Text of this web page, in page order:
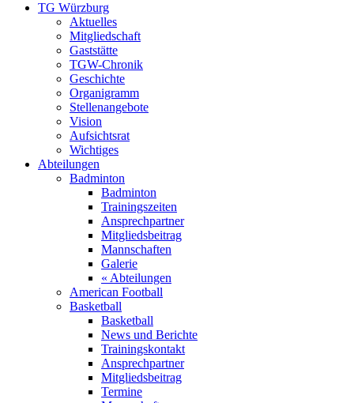
TG Würzburg
Aktuelles
Mitgliedschaft
Gaststätte
TGW-Chronik
Geschichte
Organigramm
Stellenangebote
Vision
Aufsichtsrat
Wichtiges
Abteilungen
Badminton
Badminton
Trainingszeiten
Ansprechpartner
Mitgliedsbeitrag
Mannschaften
Galerie
« Abteilungen
American Football
Basketball
Basketball
News und Berichte
Trainingskontakt
Ansprechpartner
Mitgliedsbeitrag
Termine